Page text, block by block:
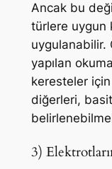
Ancak bu
türlere uygun
uygulanabilir.
yapılan
keresteler
diğerleri,
3)